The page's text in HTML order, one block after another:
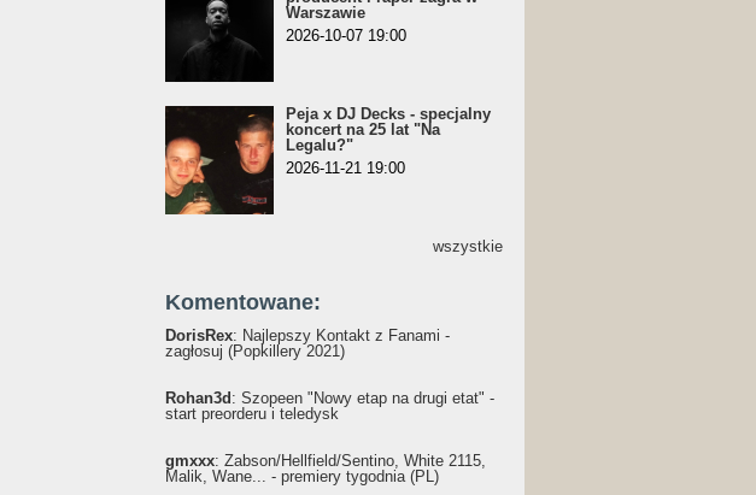
Warszawie
2026-10-07 19:00
Peja x DJ Decks - specjalny
koncert na 25 lat "Na
Legalu?"
2026-11-21 19:00
wszystkie
Komentowane:
DorisRex: Najlepszy Kontakt z Fanami -
zagłosuj (Popkillery 2021)
Rohan3d : Szopeen "Nowy etap na drugi etat" -
start preorderu i teledysk
gmxxx: Żabson/Hellfield/Sentino, White 2115,
Malik, Wane... - premiery tygodnia (PL)